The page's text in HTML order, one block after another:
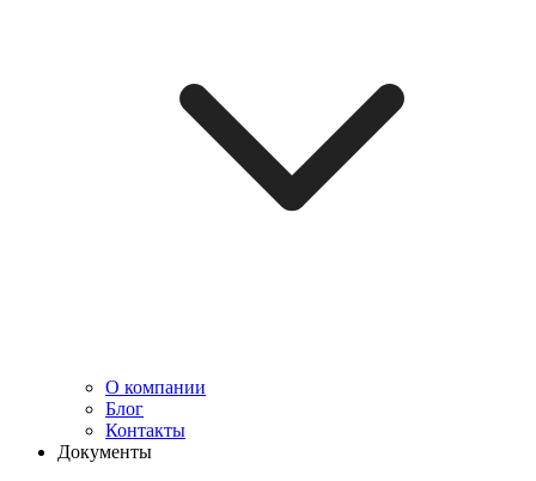
О компании
Блог
Контакты
Документы